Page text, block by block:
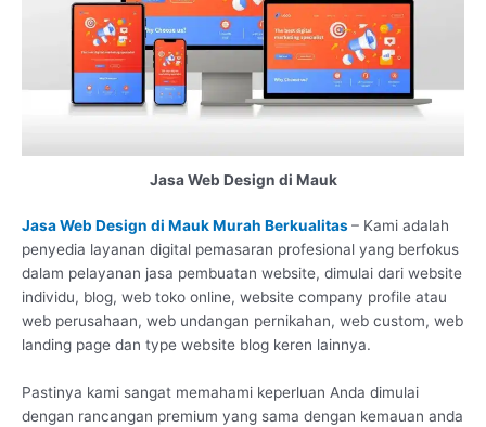
Jasa Web Design di Mauk
Jasa Web Design di Mauk Murah Berkualitas– Kami adalah
penyedia layanan digital pemasaran profesional yang berfokus
dalam pelayanan jasa pembuatan website, dimulai dari website
individu, blog, web toko online, website company profile atau
web perusahaan, web undangan pernikahan, web custom, web
landing page dan type website blog keren lainnya.
Pastinya kami sangat memahami keperluan Anda dimulai
dengan rancangan premium yang sama dengan kemauan anda